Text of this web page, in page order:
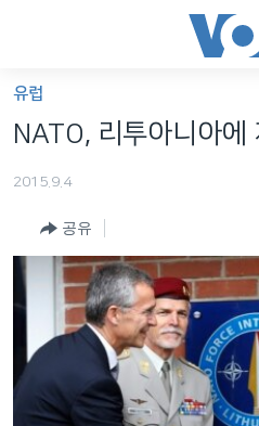
가
능
인
이
VOD
라디오
프로그램
주파수 안내
FOLLOW US
언어 선택
유럽
NATO, 리투아니아에
2015.9.4
공유